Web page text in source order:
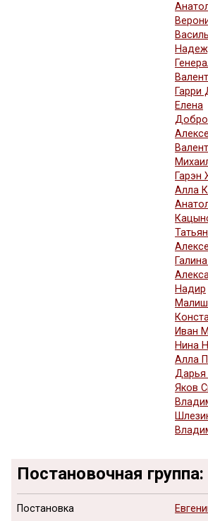
Гарри
Елена
Гарэн
Алла
Надир
Иван
Нина
Алла
Дарья
Яков
Постановочная группа:
Постановка